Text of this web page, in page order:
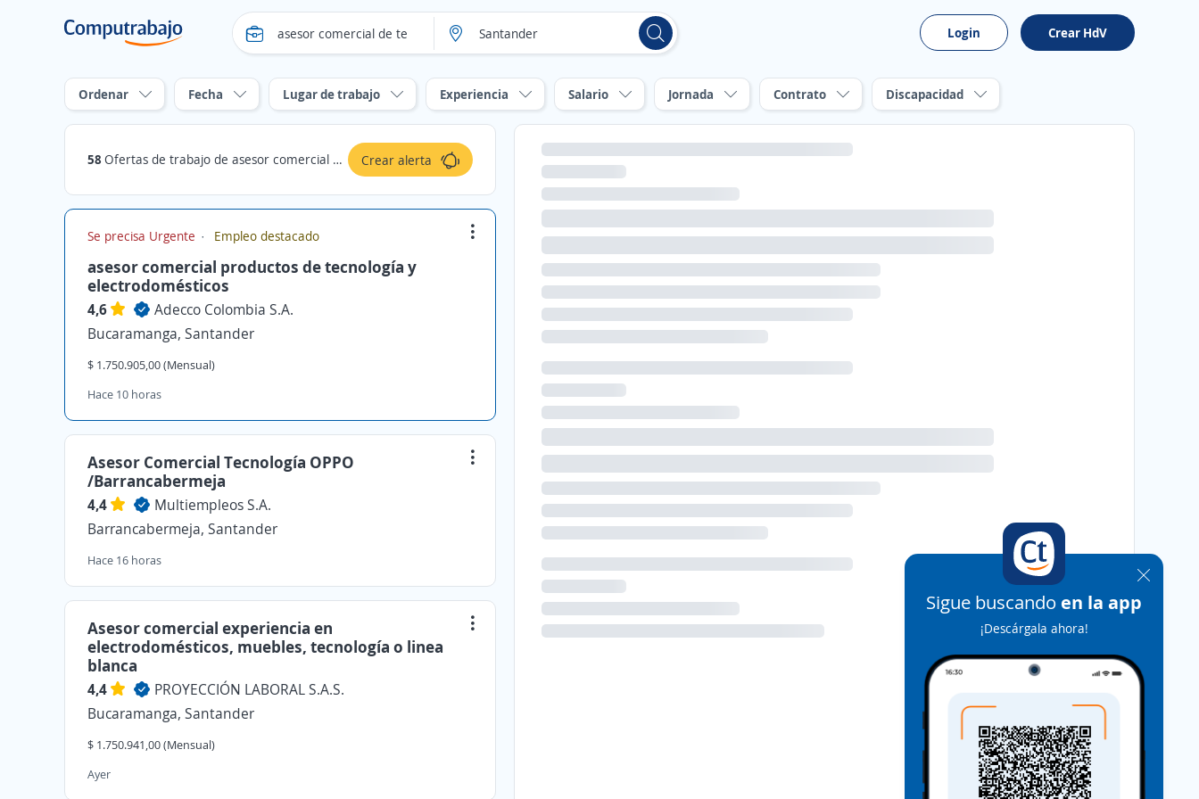
Login Crear HdV
Ordenar Fecha Lugar de trabajo Experiencia Salario Jornada Contrato Discapacidad
58 Ofertas de trabajo de asesor comercial de tecnologia en Santander Crear alerta
Se precisa Urgente Empleo destacado
asesor comercial productos de tecnología y
electrodomésticos
4,6
Adecco Colombia S.A.
Bucaramanga, Santander
$ 1.750.905,00 (Mensual)
Hace 10 horas
Asesor Comercial Tecnología OPPO
/Barrancabermeja
4,4
Multiempleos S.A.
Barrancabermeja, Santander
Hace 16 horas
Asesor comercial experiencia en
electrodomésticos, muebles, tecnología o linea
blanca
4,4
PROYECCIÓN LABORAL S.A.S.
Bucaramanga, Santander
$ 1.750.941,00 (Mensual)
Ayer
Sigue buscando en la app
¡Descárgala ahora!